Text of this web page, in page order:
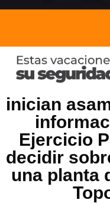
inician
Ejercicio
decidir
una planta